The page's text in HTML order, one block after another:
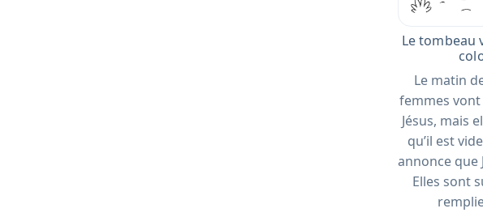
Le tombeau
Le matin
femmes
Jésus, mais
qu’il est
annonce que
Elles sont